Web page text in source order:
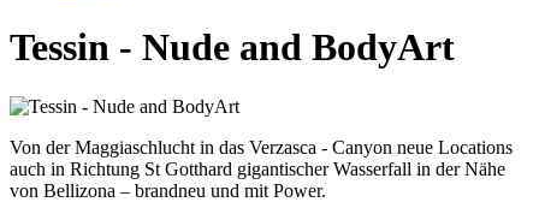
Tessin - Nude and BodyArt
Von der Maggiaschlucht in das Verzasca - Canyon neue Locations
auch in Richtung St Gotthard gigantischer Wasserfall in der Nähe
von Bellizona – brandneu und mit Power.